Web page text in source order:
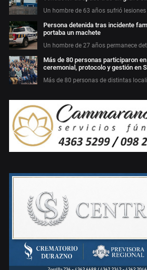
Un hombre de 63 años sufrió
Persona detenida tras incidente
portaba un machete
Un hombre de 27 años permanece
Más de 80 personas participaron
ceremonial, protocolo y gestión en
Más de 80 personas de distintas